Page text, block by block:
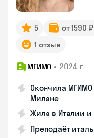
5 от 1590
1 отзыв
МГИМО • 2024 г.
Окончила МГИМО
Милане
Жила в Италии и
Преподаёт